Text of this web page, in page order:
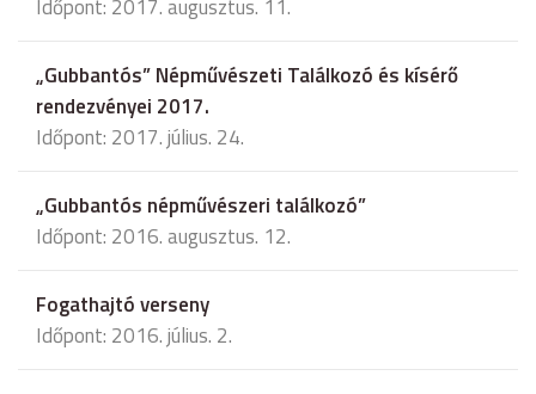
Időpont: 2017. augusztus. 11.
„Gubbantós” Népművészeti Találkozó és kísérő
rendezvényei 2017.
Időpont: 2017. július. 24.
„Gubbantós népművészeri találkozó”
Időpont: 2016. augusztus. 12.
Fogathajtó verseny
Időpont: 2016. július. 2.